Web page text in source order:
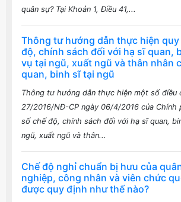
quân sự? Tại Khoản 1, Điều 41,...
Thông tư hướng dẫn thực hiện
độ, chính sách đối với hạ sĩ quan,
vụ tại ngũ, xuất ngũ và thân nhân
quan, binh sĩ tại ngũ
Thông tư hướng dẫn thực hiện một số điều
27/2016/NĐ-CP ngày 06/4/2016 của Chính
số chế độ, chính sách đối với hạ sĩ quan,
ngũ, xuất ngũ và thân...
Chế độ nghỉ chuẩn bị hưu của
nghiệp, công nhân và viên chức
được quy định như thế nào?